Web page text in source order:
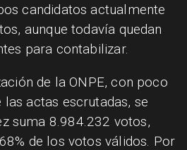
candidatos actualmente
aunque todavía quedan
para contabilizar.
de la ONPE, con poco
actas escrutadas, se
suma 8.984.232 votos,
de los votos válidos. Por